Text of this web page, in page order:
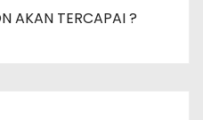
AKAN TERCAPAI ?